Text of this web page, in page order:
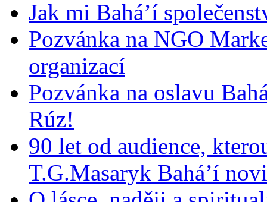
Jak mi Bahá’í
Pozvánka na NGO
organizací
Pozvánka na oslavu
Rúz!
90 let od audience,
T.G.Masaryk Bahá’í